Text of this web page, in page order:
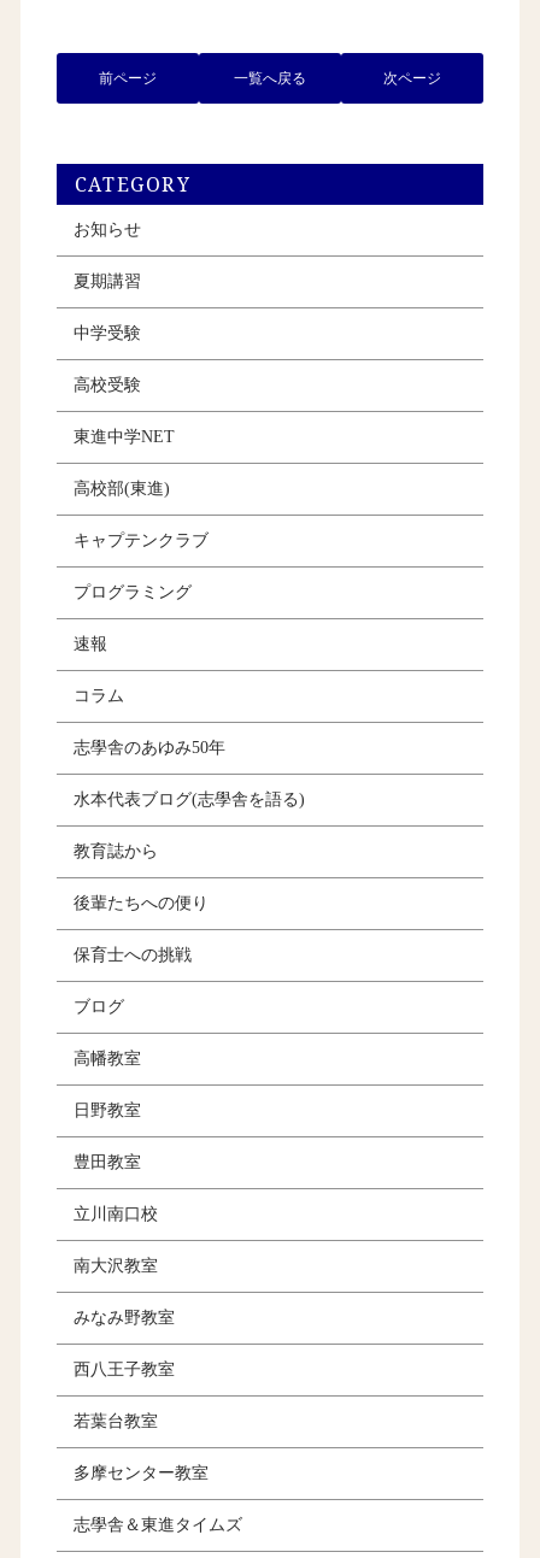
前ページ 一覧へ戻る 次ページ
CATEGORY
お知らせ
夏期講習
中学受験
高校受験
東進中学NET
高校部(東進)
キャプテンクラブ
プログラミング
速報
コラム
志學舎のあゆみ50年
水本代表ブログ(志學舎を語る)
教育誌から
後輩たちへの便り
保育士への挑戦
ブログ
高幡教室
日野教室
豊田教室
立川南口校
南大沢教室
みなみ野教室
西八王子教室
若葉台教室
多摩センター教室
志學舎＆東進タイムズ